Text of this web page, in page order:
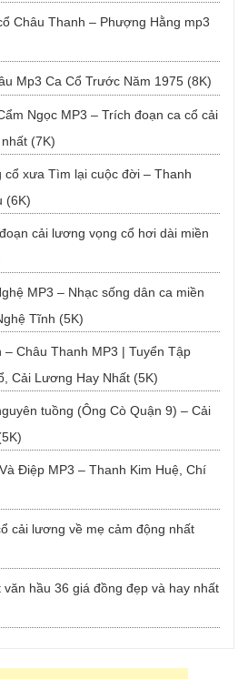
Châu Thanh – Phượng Hằng mp3
Mp3 Ca Cổ Trước Năm 1975 (8K)
Ngọc MP3 – Trích đoạn ca cổ cải
(7K)
cổ xưa Tìm lại cuộc đời – Thanh
(6K)
cải lương vọng cổ hơi dài miền
MP3 – Nhạc sống dân ca miền
Tĩnh (5K)
– Châu Thanh MP3 | Tuyển Tập
Cải Lương Hay Nhất (5K)
tuồng (Ông Cò Quận 9) – Cải
Điệp MP3 – Thanh Kim Huệ, Chí
cải lương về mẹ cảm động nhất
hầu 36 giá đồng đẹp và hay nhất